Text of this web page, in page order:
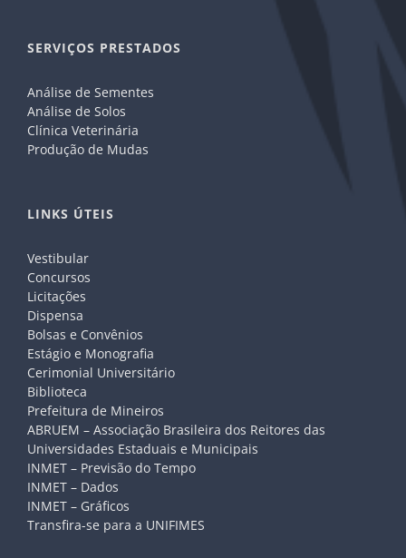
SERVIÇOS PRESTADOS
Análise de Sementes
Análise de Solos
Clínica Veterinária
Produção de Mudas
LINKS ÚTEIS
Vestibular
Concursos
Licitações
Dispensa
Bolsas e Convênios
Estágio e Monografia
Cerimonial Universitário
Biblioteca
Prefeitura de Mineiros
ABRUEM – Associação Brasileira dos Reitores das
Universidades Estaduais e Municipais
INMET – Previsão do Tempo
INMET – Dados
INMET – Gráficos
Transfira-se para a UNIFIMES